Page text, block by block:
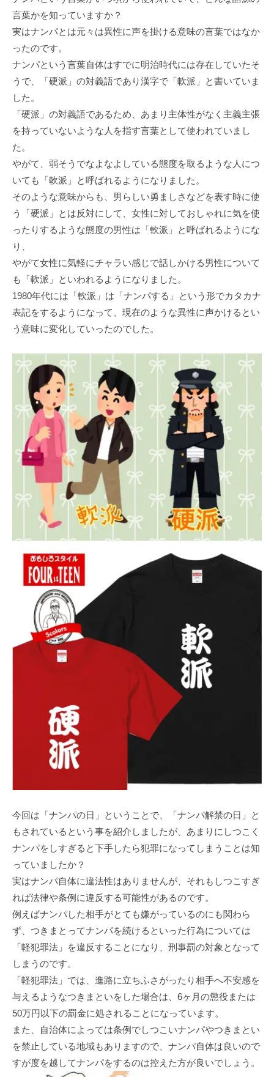
言葉かを知っていますか？
実はナンパとは元々は異性に声を掛ける意味の言葉ではなか
ったのです。
ナンパという言葉自体はすでに明治時代には存在していたそ
うで、「硬派」の対義語であり漢字で「軟派」と書いていま
した。
「硬派」の対義語であるため、あまり主体性がなく主義主張
を持っていないような人を指す言葉として使われていまし
た。
やがて、弱そうでなよなよしている態度を取るような人につ
いても「軟派」と呼ばれるようになりました。
そのような意味からも、男らしい勇ましさなどを表す時に使
う「硬派」とは反対にして、女性に対しておしゃれに気を使
ったりするような態度の男性は「軟派」と呼ばれるようにな
り、
やがて女性に気軽にチャラい感じで話しかける男性について
も「軟派」といわれるようになりました。
1980年代には「軟派」は「ナンパする」という形でカタカナ
表記をするようになって、現在のような異性に声かけるとい
う意味に変化していったのでした。
今回は「ナンパの日」ということで、「ナンパ解禁の日」と
もされているという事を紹介しましたが、あまりにしつこく
ナンパをしすぎると下手したら犯罪になってしまうことは知
っていましたか？
実はナンパ自体に違法性はありませんが、それもしつこすぎ
れば法律や条例に違反する可能性があるのです。
例えばナンパした相手がとても嫌がっているのにも関わら
ず、つきまとってナンパを続けるといった行為については
「軽犯罪法」を違反することになり、刑事罰の対象となって
しまうのです。
「軽犯罪法」では、進路に立ちふさがったり相手へ不安感を
与えるようなつきまといをした場合は、6ヶ月の懲役または
50万円以下の罰金に処されることになっています。
また、自治体によっては条例でしつこいナンパやつきまとい
を禁止している地域もありますので、ナンパ自体は良いので
すが度を越してナンパをするのは控えた方が良いでしょう。